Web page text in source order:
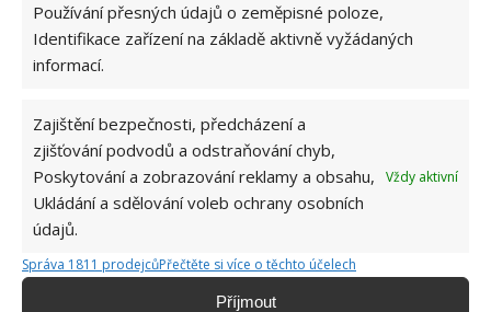
Používání přesných údajů o zeměpisné poloze,
Identifikace zařízení na základě aktivně vyžádaných
informací.
Zajištění bezpečnosti, předcházení a
zjišťování podvodů a odstraňování chyb,
Poskytování a zobrazování reklamy a obsahu,
Ukládání a sdělování voleb ochrany osobních
údajů.
Vždy aktivní
Správa 1811 prodejcůPřečtěte si více o těchto účelech
Příjmout
Test znalostí o každodenní realitě za
komunismu: 10 retro otázek ukáže, kdo má
Retro kvíz o oblíbených autech v dobách
socialismu: Tehdejší řidiči musí získat 10 z 10
bodů